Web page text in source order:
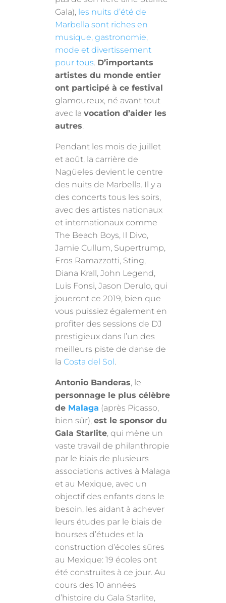
Gala), les nuits d’été de
Marbella sont riches en
musique, gastronomie,
mode et divertissement
pour tous. D’importants
artistes du monde entier
ont participé à ce festival
glamoureux, né avant tout
avec lavocation d’aider les
autres.
Pendant les mois de juillet
et août, la carrière de
Nagüeles devient le centre
des nuits de Marbella. Il y a
des concerts tous les soirs,
avec des artistes nationaux
et internationaux comme
The Beach Boys, Il Divo,
Jamie Cullum, Supertrump,
Eros Ramazzotti, Sting,
Diana Krall, John Legend,
Luis Fonsi, Jason Derulo, qui
joueront ce 2019, bien que
vous puissiez également en
profiter des sessions de DJ
prestigieux dans l’un des
meilleurs piste de danse de
la Costa del Sol.
Antonio Banderas, le
personnage le plus célèbre
de Malaga (après Picasso,
bien sûr),est le sponsor du
Gala Starlite, qui mène un
vaste travail de philanthropie
par le biais de plusieurs
associations actives à Malaga
et au Mexique, avec un
objectif des enfants dans le
besoin, les aidant à achever
leurs études par le biais de
bourses d’études et la
construction d’écoles sûres
au Mexique: 19 écoles ont
été construites à ce jour. Au
cours des 10 années
d’histoire du Gala Starlite,